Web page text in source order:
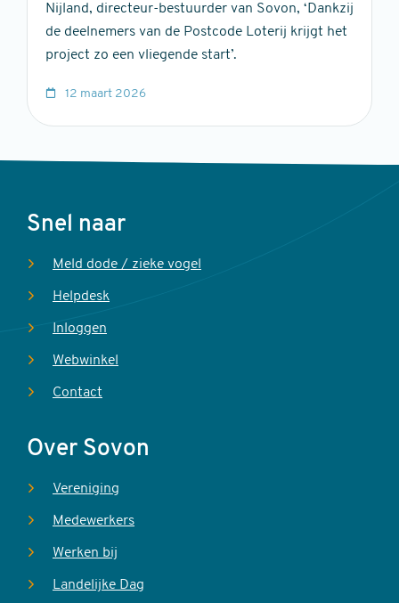
Nijland, directeur-bestuurder van Sovon, ‘Dankzij
de deelnemers van de Postcode Loterij krijgt het
project zo een vliegende start’.
12 maart 2026
Voet
Snel naar
Meld dode / zieke vogel
Helpdesk
Inloggen
Webwinkel
Contact
Over Sovon
Vereniging
Medewerkers
Werken bij
Landelijke Dag